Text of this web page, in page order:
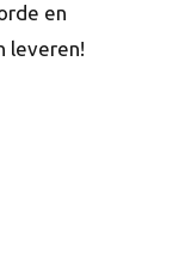
en
leveren!